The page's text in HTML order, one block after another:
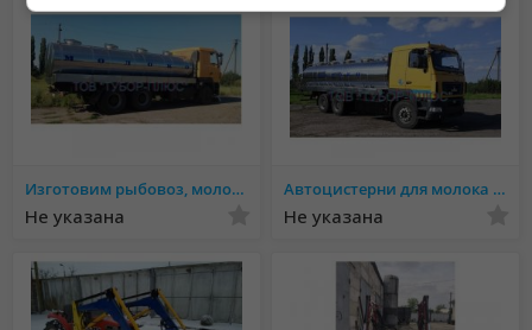
Изготовим рыбовоз, молоковоз, водовоз и другие автоцистерні. Ассенизаторные машины. Обслуживание и р
Не указана
Автоцистерни для молока та води. Асенізаторні машини, рибовоз. Обслуговування і ремонт
Не указана